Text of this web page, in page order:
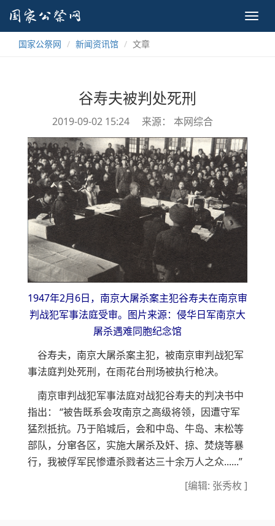
国家公祭网
新闻资讯馆 文章
谷寿夫被判处死刑
2019-09-02 15:24 来源： 本网综合
1947年2月6日，南京大屠杀案主犯谷寿夫在南京审
判战犯军事法庭受审。图片来源：侵华日军南京大
屠杀遇难同胞纪念馆
谷寿夫，南京大屠杀案主犯，被南京审判战犯军
事法庭判处死刑，在雨花台刑场被执行枪决。
南京审判战犯军事法庭对战犯谷寿夫的判决书中
指出： “被告既系会攻南京之高级将领，因遭守军
猛烈抵抗。乃于陷城后，会和中岛、牛岛、末松等
部队，分窜各区，实施大屠杀及奸、掠、焚烧等暴
行，我被俘军民惨遭杀戮者达三十余万人之众......”
[编辑: 张秀枚 ]